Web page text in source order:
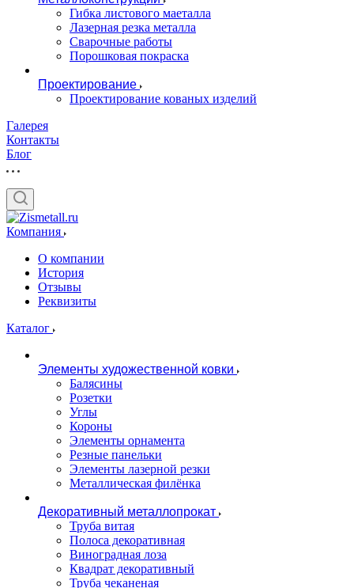
Гибка листового маеталла
Лазерная резка металла
Сварочные работы
Порошковая покраска
Проектирование
Проектирование кованых изделий
Галерея
Контакты
Блог
Компания
О компании
История
Отзывы
Реквизиты
Каталог
Элементы художественной ковки
Балясины
Розетки
Углы
Короны
Элементы орнамента
Резные панельки
Элементы лазерной резки
Металлическая филёнка
Декоративный металлопрокат
Труба витая
Полоса декоративная
Виноградная лоза
Квадрат декоративный
Труба чеканеная